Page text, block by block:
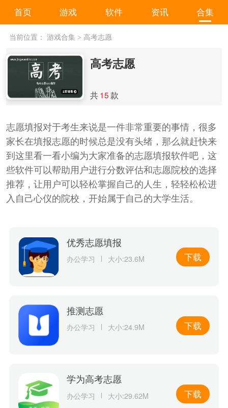
首页 游戏 软件 资讯 合集
当前位置： 游戏合集 > 高考志愿
高考志愿
共15款
志愿填报对于考生来说是一件非常重要的事情，很多
家长在填报志愿的时候总是没有头绪，那么就赶快来
到这里看一看小编为大家准备的志愿填报软件吧，这
些软件可以帮助用户进行分数评估和志愿院校的选择
推荐，让用户可以轻松掌握自己的人生，轻轻松松进
入自己心仪的院校，开始属于自己的大学生活。
优秀志愿填报
办公学习 大小:23.6M 下载
推测志愿
办公学习 大小:24.9M 下载
学为高考志愿
办公学习 大小:29.62M 下载